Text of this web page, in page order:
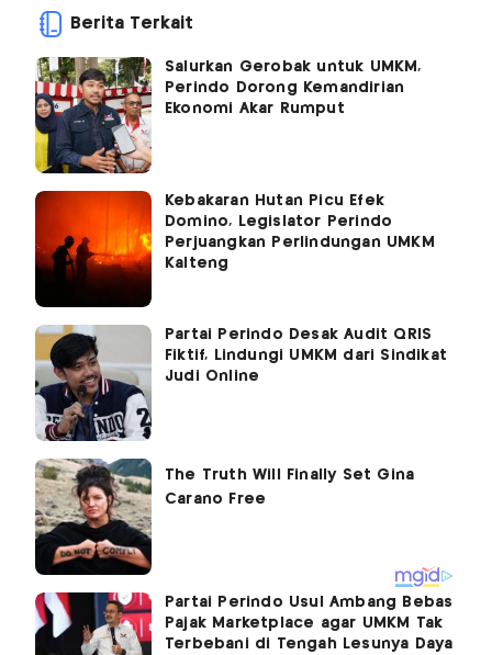
Berita Terkait
Salurkan Gerobak untuk UMKM,
Perindo Dorong Kemandirian
Ekonomi Akar Rumput
Kebakaran Hutan Picu Efek
Domino, Legislator Perindo
Perjuangkan Perlindungan UMKM
Kalteng
Partai Perindo Desak Audit QRIS
Fiktif, Lindungi UMKM dari Sindikat
Judi Online
Partai Perindo Usul Ambang Bebas
Pajak Marketplace agar UMKM Tak
Terbebani di Tengah Lesunya Daya